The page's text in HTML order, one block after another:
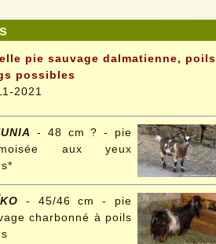
pie sauvage dalmatienne, poils
possibles
2021
- 48 cm ? - pie
aux yeux
- 45/46 cm - pie
charbonné à poils